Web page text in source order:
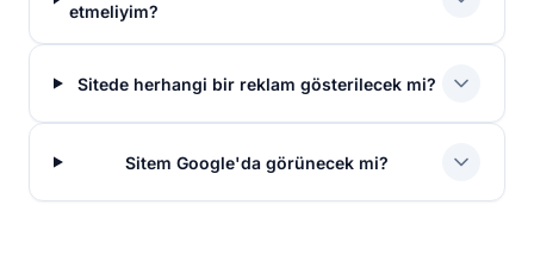
etmeliyim?
Sitede herhangi bir reklam gösterilecek mi?
Sitem Google'da görünecek mi?